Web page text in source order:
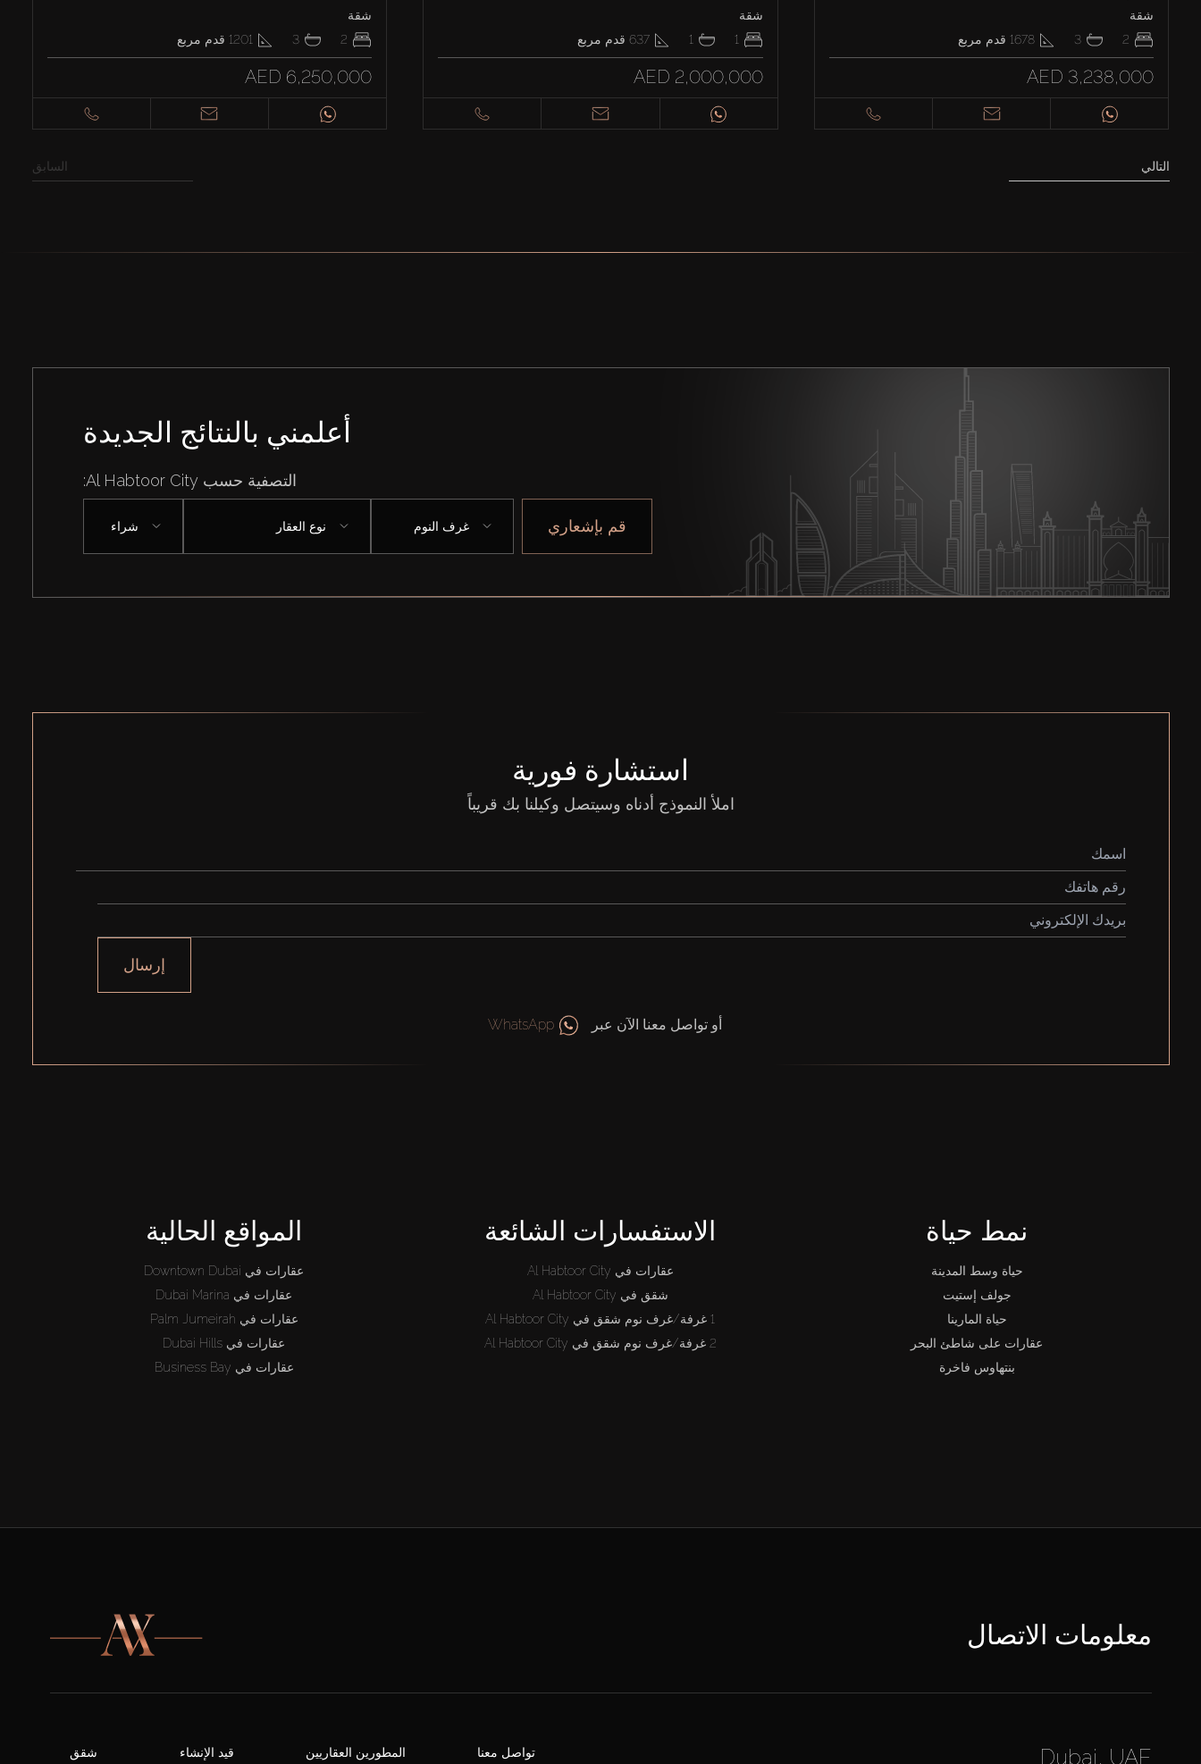
شقة
2
3
1201 قدم مربع
AED 6,250,000
شقة
1
1
637 قدم مربع
AED 2,000,000
شقة
2
3
1678 قدم مربع
AED 3,238,000
السابق التالي
أعلمني بالنتائج الجديدة
التصفية حسب Al Habtoor City:
شراء نوع العقار غرف النوم قم بإشعاري
استشارة فورية
املأ النموذج أدناه وسيتصل وكيلنا بك قريباً
إرسال
أو تواصل معنا الآن عبر WhatsApp
المواقع الحالية
عقارات في Downtown Dubai
عقارات في Dubai Marina
عقارات في Palm Jumeirah
عقارات في Dubai Hills
عقارات في Business Bay
الاستفسارات الشائعة
عقارات في Al Habtoor City
شقق في Al Habtoor City
1 غرفة/غرف نوم شقق في Al Habtoor City
2 غرفة/غرف نوم شقق في Al Habtoor City
نمط حياة
حياة وسط المدينة
جولف إستيت
حياة المارينا
عقارات على شاطئ البحر
بنتهاوس فاخرة
معلومات الاتصال
شقق قيد الإنشاء المطورين العقاريين تواصل معنا Dubai, UAE